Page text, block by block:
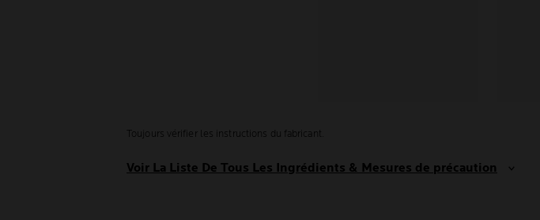
Toujours vérifier les instructions du fabricant.
Voir La Liste De Tous Les Ingrédients & Mesures de précaution